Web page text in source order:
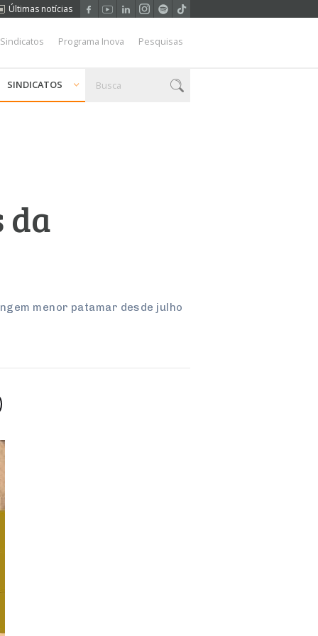
Últimas notícias
Programa Inova Pesquisas
SINDICATOS
da
menor patamar desde julho